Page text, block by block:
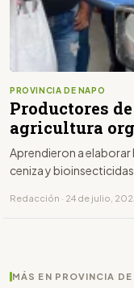
PROVINCIA DE NAPO
Productores
agricultura
Aprendieron a
ceniza y bioinsecticidas
Redacción · 24 de julio,
MÁS EN PROVINCIA DE